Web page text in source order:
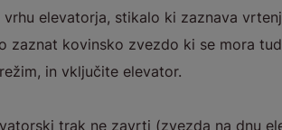
elevatorja, stikalo ki zaznava
zaznat kovinsko zvezdo ki se mora
in vključite elevator.
trak ne zavrti (zvezda na dnu